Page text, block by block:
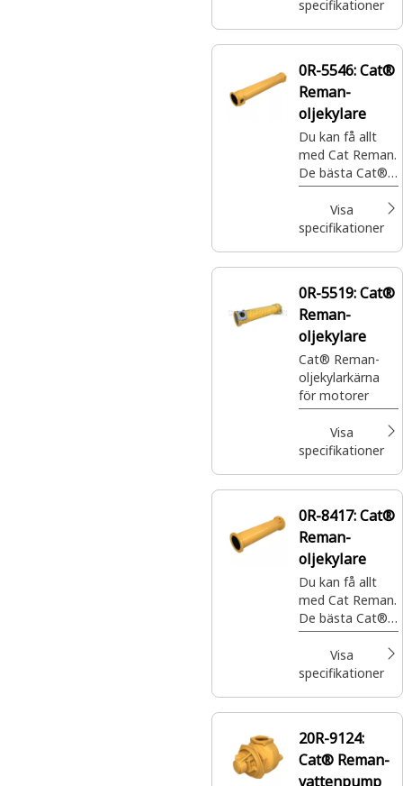
garanti när och
dem – till en
specifikationer
0R-5546:Cat®
Reman-
oljekylare
Du kan få allt
med Cat Reman.
De bästa Cat®-
delarna med
fullständig
garanti när och
dem – till en
Visa
specifikationer
0R-5519:Cat®
Reman-
oljekylare
Cat® Reman-
oljekylarkärna
för motorer
Visa
specifikationer
0R-8417:Cat®
Reman-
oljekylare
Du kan få allt
med Cat Reman.
De bästa Cat®-
delarna med
fullständig
garanti när och
dem – till en
Visa
specifikationer
20R-9124:
Cat® Reman-
vattenpump